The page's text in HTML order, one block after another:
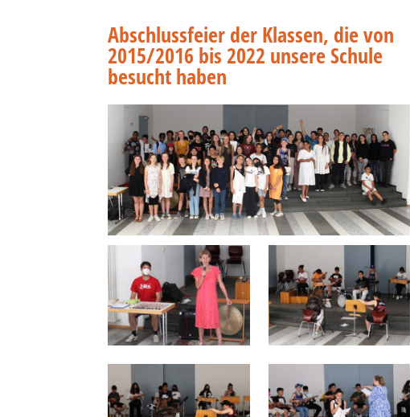
Abschlussfeier der Klassen, die von
2015/2016 bis 2022 unsere Schule
besucht haben